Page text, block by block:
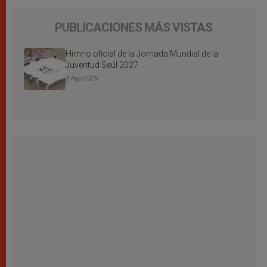
PUBLICACIONES MÁS VISTAS
Himno oficial de la Jornada Mundial de la
Juventud Seúl 2027
3 Ago 2026